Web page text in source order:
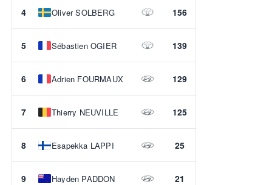
4 Oliver SOLBERG 156
5 Sébastien OGIER 139
6 Adrien FOURMAUX 129
7 Thierry NEUVILLE 125
8 Esapekka LAPPI 25
9 Hayden PADDON 21